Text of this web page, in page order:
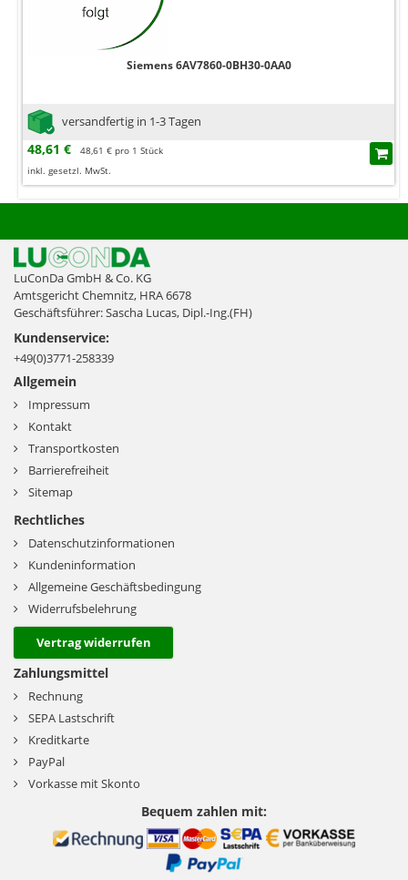
Siemens 6AV7860-0BH30-0AA0
versandfertig in 1-3 Tagen
48,61 €
48,61 € pro 1 Stück
inkl. gesetzl. MwSt.
LuConDa GmbH & Co. KG
Amtsgericht Chemnitz, HRA 6678
Geschäftsführer: Sascha Lucas, Dipl.-Ing.(FH)
Kundenservice:
+49(0)3771-258339
Allgemein
Impressum
Kontakt
Transportkosten
Barrierefreiheit
Sitemap
Rechtliches
Datenschutzinformationen
Kundeninformation
Allgemeine Geschäftsbedingung
Widerrufsbelehrung
Vertrag widerrufen
Zahlungsmittel
Rechnung
SEPA Lastschrift
Kreditkarte
PayPal
Vorkasse mit Skonto
Bequem zahlen mit: